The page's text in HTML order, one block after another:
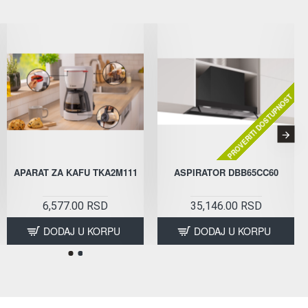
UGRADNA RERNA
25,990.00 RSD
DODAJ U KORPU
UGRADNA RERNA
25,801.00 RSD
DODAJ U KORPU
APARAT ZA KAFU TKA2M111
6,577.00 RSD
DODAJ U KORPU
PROVERITI DOSTUPNOST
ASPIRATOR DBB65CC60
35,146.00 RSD
DODAJ U KORPU